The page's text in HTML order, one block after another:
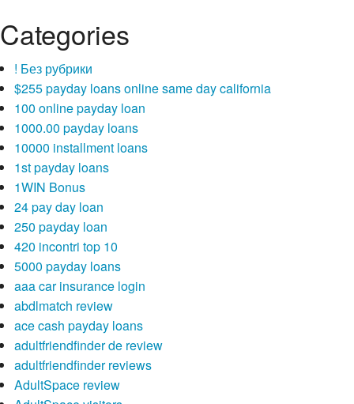
Categories
! Без рубрики
$255 payday loans online same day california
100 online payday loan
1000.00 payday loans
10000 installment loans
1st payday loans
1WIN Bonus
24 pay day loan
250 payday loan
420 incontri top 10
5000 payday loans
aaa car insurance login
abdlmatch review
ace cash payday loans
adultfriendfinder de review
adultfriendfinder reviews
AdultSpace review